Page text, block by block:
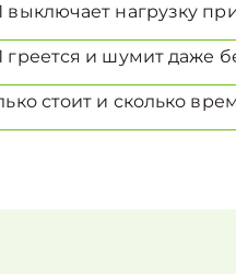
нагрузку
и шумит даже
стоит и сколько